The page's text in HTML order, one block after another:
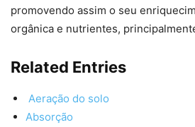
promovendo assim o seu
orgânica e nutrientes,
Related Entries
Aeração do solo
Absorção